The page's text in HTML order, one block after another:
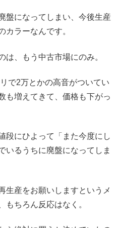
盤になってしまい、今後生産
カラーなんです。
は、もう中古市場にのみ。
で2万とかの高音がついてい
も増えてきて、価格も下がっ
段にひよって「また今度にし
いるうちに廃盤になってしま
生産をお願いしますというメ
もちろん反応はなく。